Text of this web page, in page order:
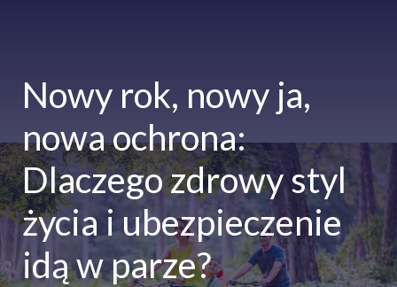
Nowy rok, nowy ja,
nowa ochrona:
Dlaczego zdrowy styl
życia i ubezpieczenie
idą w parze?